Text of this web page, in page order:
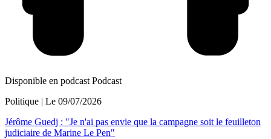
Disponible en podcast Podcast
Politique | Le 09/07/2026
Jérôme Guedj : "Je n'ai pas envie que la campagne soit le feuilleton
judiciaire de Marine Le Pen"